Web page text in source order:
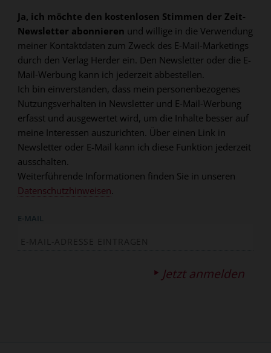
Ja, ich möchte den kostenlosen Stimmen der Zeit-
Newsletter abonnieren und willige in die Verwendung
meiner Kontaktdaten zum Zweck des E-Mail-Marketings
durch den Verlag Herder ein. Den Newsletter oder die E-
Mail-Werbung kann ich jederzeit abbestellen.
Ich bin einverstanden, dass mein personenbezogenes
Nutzungsverhalten in Newsletter und E-Mail-Werbung
erfasst und ausgewertet wird, um die Inhalte besser auf
meine Interessen auszurichten. Über einen Link in
Newsletter oder E-Mail kann ich diese Funktion jederzeit
ausschalten.
Weiterführende Informationen finden Sie in unseren
Datenschutzhinweisen.
E-MAIL
Jetzt anmelden